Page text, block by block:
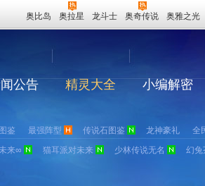
奥比岛 奥拉星 龙斗士 奥奇传说 奥雅之光
公告 精灵大全 小编解密
鉴 最强阵型 传说石图鉴 龙神豪礼 全
来∞ 猫耳派对未来 少林传说无名 幻兔